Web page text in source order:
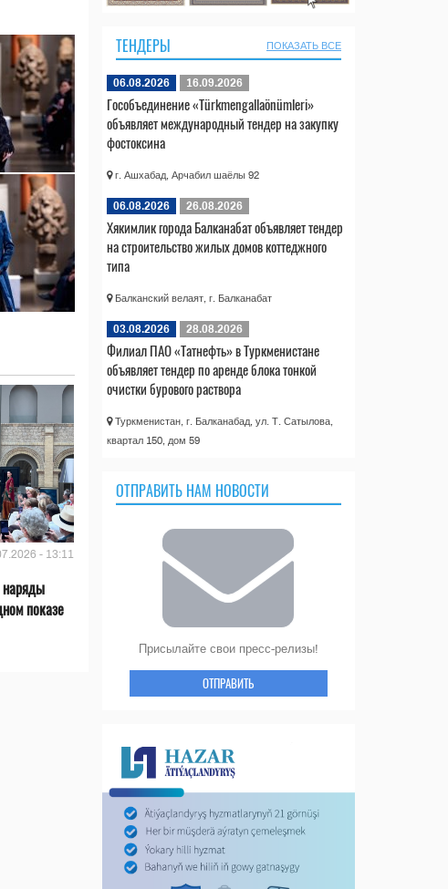
- 13:11
наряды
показе
ТЕНДЕРЫ ПОКАЗАТЬ ВСЕ
06.08.2026 16.09.2026
Гособъединение «Türkmengallaönümleri»
объявляет международный тендер на закупку
фостоксина
г. Ашхабад, Арчабил шаёлы 92
06.08.2026 26.08.2026
Хякимлик города Балканабат объявляет тендер
на строительство жилых домов коттеджного
типа
Балканский велаят, г. Балканабат
03.08.2026 28.08.2026
Филиал ПАО «Татнефть» в Туркменистане
объявляет тендер по аренде блока тонкой
очистки бурового раствора
Туркменистан, г. Балканабад, ул. Т. Сатылова,
квартал 150, дом 59
ОТПРАВИТЬ НАМ НОВОСТИ
Присылайте свои пресс-релизы!
ОТПРАВИТЬ